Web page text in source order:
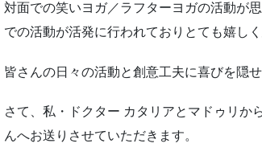
対面での笑いヨガ／ラフターヨガの活動が
での活動が活発に行われておりとても嬉しく
皆さんの日々の活動と創意工夫に喜びを隠せ
さて、私・ドクター カタリアとマドゥリか
んへお送りさせていただきます。